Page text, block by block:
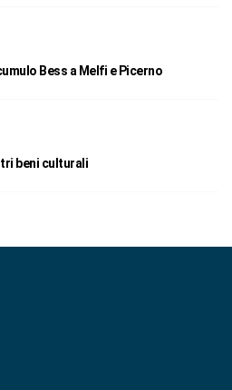
Bess a Melfi e Picerno
beni culturali